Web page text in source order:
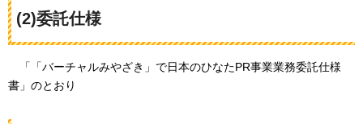
(2)委託仕様
「
「バーチャルみやざき」で日本のひなたPR事業業務委託仕様
書」のとおり